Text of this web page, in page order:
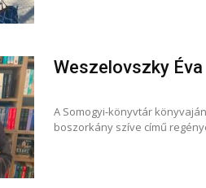
Weszelovszky Éva
A Somogyi-könyvtár
boszorkány szíve című